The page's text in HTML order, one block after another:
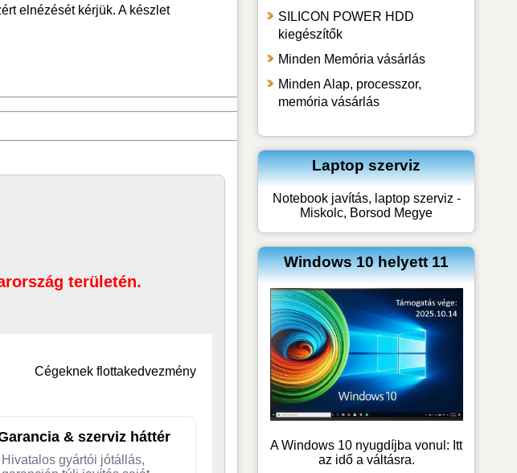
elnézését kérjük. A készlet
területén.
Cégeknek flottakedvezmény
& szerviz háttér
Hivatalos gyártói jótállás,
SILICON POWER HDD
kiegészítők
Minden Memória vásárlás
Minden Alap, processzor,
memória vásárlás
Laptop szerviz
Notebook javítás, laptop szerviz -
Miskolc, Borsod Megye
Windows 10 helyett 11
A Windows 10 nyugdíjba vonul: Itt
az idő a váltásra.